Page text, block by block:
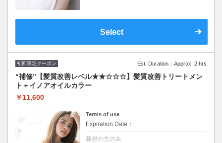
Select
初回限定クーポン Est. Duration：Approx. 2 hrs
“補修”【髪質改善レベル★★☆☆☆】髪質改善トリートメン
ト＋イノアオイルカラー
￥11,600
Terms of use
Expiration Date：
新規の方のみ